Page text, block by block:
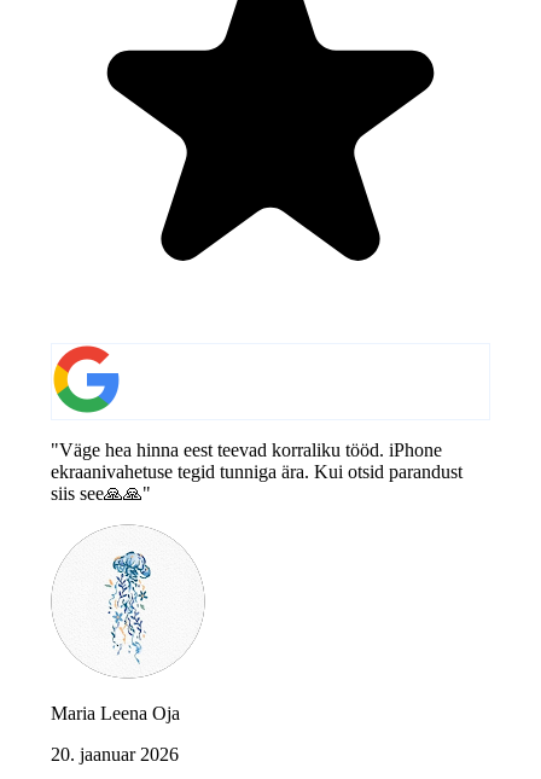
"Väge hea hinna eest teevad korraliku tööd. iPhone
ekraanivahetuse tegid tunniga ära. Kui otsid parandust
siis see🙏🙏"
Maria Leena Oja
20. jaanuar 2026